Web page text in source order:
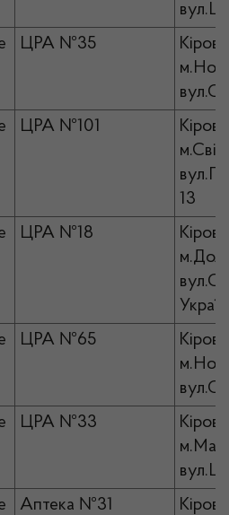
ЦРА №35
ЦРА №101
13
ЦРА №18
ЦРА №65
ЦРА №33
Аптека №31